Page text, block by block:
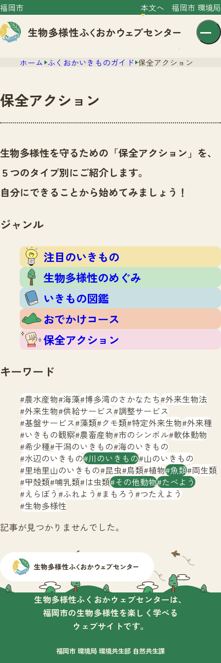
福岡市 本文へ 福岡市 環境局
文字サイズ 小 中 大
センター紹介
センター紹介TOP
サイトポリシー
ニュース
ニュースTOP
市の取組み
いきものガイド
注目のいきもの
いきもの図鑑
おでかけコース
保全アクション
調査レポート
調査レポートTOP
調査結果
ふくおかいきものマップ
マッチング
マッチングTOP
掲載申し込みフォーム
お問合せ
生物多様性ふくおかウェブセンターとは
サイトマップ
ホーム ふくおかいきものガイド 保全アクション
保全アクション
生物多様性を守るための「保全アクション」を、
５つのタイプ別にご紹介します。
自分にできることから始めてみましょう！
ジャンル
注目のいきもの
生物多様性のめぐみ
いきもの図鑑
おでかけコース
保全アクション
キーワード
農水産物 海藻 博多湾のさかなたち 外来生物法
外来生物 供給サービス 調整サービス
基盤サービス 藻類 クモ類 特定外来生物 外来種
いきもの観察 農畜産物 市のシンボル 軟体動物
希少種 干潟のいきもの 海のいきもの
水辺のいきもの 川のいきもの 山のいきもの
里地里山のいきもの 昆虫 鳥類 植物 魚類 両生類
甲殻類 哺乳類 は虫類 その他動物 たべよう
えらぼう ふれよう まもろう つたえよう
生物多様性
記事が見つかりませんでした。
生物多様性ふくおかウェブセンターは、
福岡市の生物多様性を楽しく学べる
ウェブサイトです。
福岡市 環境局 環境共生部 自然共生課